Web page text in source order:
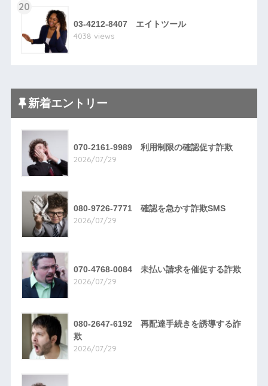
20
03-4212-8407 エイトツール
4038 views
新着エントリー
070-2161-9989 利用制限の確認促す詐欺
2026/07/29
080-9726-7771 確認を急かす詐欺SMS
2026/07/29
070-4768-0084 未払い請求を催促する詐欺
2026/07/29
080-2647-6192 再配達手続きを誘導する詐
欺
2026/07/29